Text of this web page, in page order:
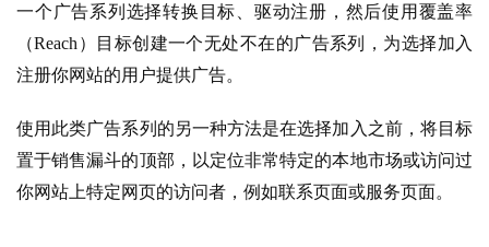
一个广告系列选择转换目标、驱动注册，然后使用覆盖率
（Reach）目标创建一个无处不在的广告系列，为选择加入
注册你网站的用户提供广告。
使用此类广告系列的另一种方法是在选择加入之前，将目标
置于销售漏斗的顶部，以定位非常特定的本地市场或访问过
你网站上特定网页的访问者，例如联系页面或服务页面。